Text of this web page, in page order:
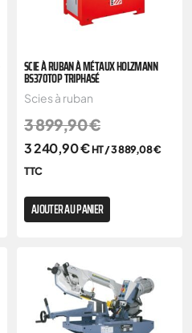
SCIE À RUBAN À MÉTAUX HOLZMANN
BS370TOP TRIPHASÉ
Scies à ruban
3 899,90€
3 240,90€HT /3 889,08€
TTC
AJOUTER AU PANIER